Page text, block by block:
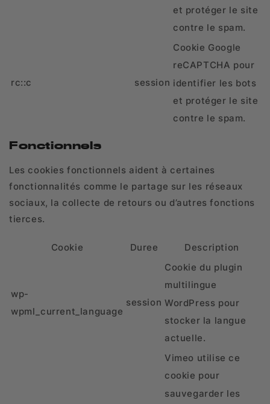
et protéger le site
contre le spam.
rc::c session
Cookie Google
reCAPTCHA pour
identifier les bots
et protéger le site
contre le spam.
Fonctionnels
Les cookies fonctionnels aident à certaines
fonctionnalités comme le partage sur les réseaux
sociaux, la collecte de retours ou d’autres fonctions
tierces.
Cookie Duree Description
wp-
wpml_current_language
session
Cookie du plugin
multilingue
WordPress pour
stocker la langue
actuelle.
Vimeo utilise ce
cookie pour
sauvegarder les